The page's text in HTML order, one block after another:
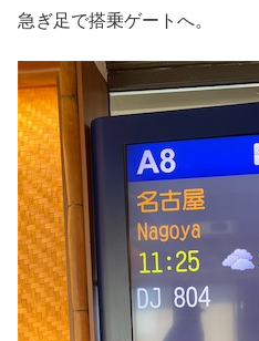
急ぎ足で搭乗ゲートへ。